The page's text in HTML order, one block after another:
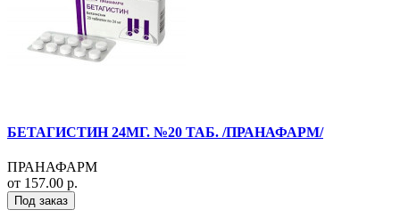
БЕТАГИСТИН 24МГ. №20 ТАБ. /ПРАНАФАРМ/
ПРАНАФАРМ
от 157.00 р.
Под заказ